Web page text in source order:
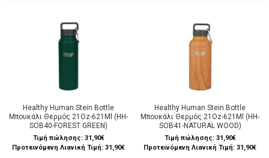
Healthy Human Stein Bottle
Μπουκάλι Θερμός 21Oz-621Ml (HH-
SOB40-FOREST GREEN)
Τιμή πώλησης: 31,90€
Προτεινόμενη Λιανική Τιμή: 31,90€
Healthy Human Stein Bottle
Μπουκάλι Θερμός 21Oz-621Ml (HH-
SOB41-NATURAL WOOD)
Τιμή πώλησης: 31,90€
Προτεινόμενη Λιανική Τιμή: 31,90€